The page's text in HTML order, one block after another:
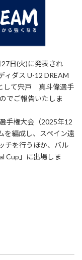
日(火)に発表され
ィダス U-12 DREAM
して宍戸 真斗偉選手
でご報告いたしま
手権大会（2025年12
を編成し、スペイン遠
チを行うほか、バル
Cup」に出場しま
【事務局】2026年度 チーム・選手登録の手続き、各種登録関連について